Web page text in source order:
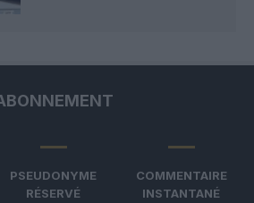
PSEUDONYME
RÉSERVÉ
COMMENTAIRE
INSTANTANÉ